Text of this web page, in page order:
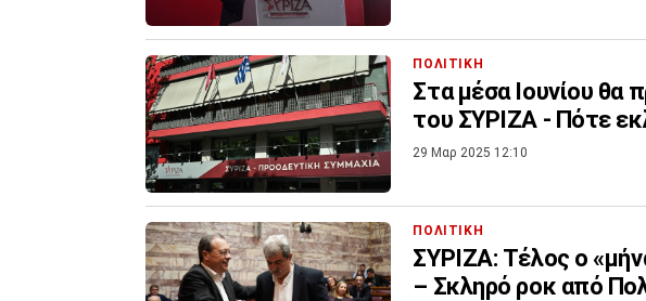
ΠΟΛΙΤΙΚΗ
Στα μέσα Ιουνίου θα
του ΣΥΡΙΖΑ - Πότε
29 Μαρ 2025 12:10
ΠΟΛΙΤΙΚΗ
ΣΥΡΙΖΑ: Τέλος ο
– Σκληρό ροκ από